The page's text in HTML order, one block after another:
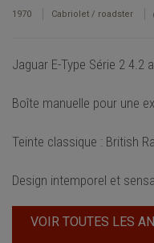
1970 Cabriolet / roadster
Jaguar E-Type Série 2 4.2
Boîte manuelle pour une
Teinte classique : British
Design intemporel et
VOIR TOUTES LES